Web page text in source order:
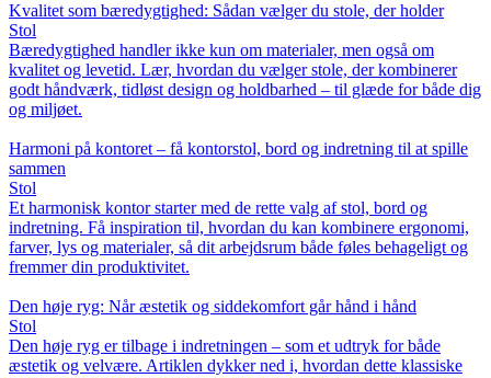
Kvalitet som bæredygtighed: Sådan vælger du stole, der holder
Stol
Bæredygtighed handler ikke kun om materialer, men også om
kvalitet og levetid. Lær, hvordan du vælger stole, der kombinerer
godt håndværk, tidløst design og holdbarhed – til glæde for både dig
og miljøet.
Harmoni på kontoret – få kontorstol, bord og indretning til at spille
sammen
Stol
Et harmonisk kontor starter med de rette valg af stol, bord og
indretning. Få inspiration til, hvordan du kan kombinere ergonomi,
farver, lys og materialer, så dit arbejdsrum både føles behageligt og
fremmer din produktivitet.
Den høje ryg: Når æstetik og siddekomfort går hånd i hånd
Stol
Den høje ryg er tilbage i indretningen – som et udtryk for både
æstetik og velvære. Artiklen dykker ned i, hvordan dette klassiske